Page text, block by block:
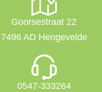
Goorsestraat 22
7496 AD Hengevelde
0547-333264